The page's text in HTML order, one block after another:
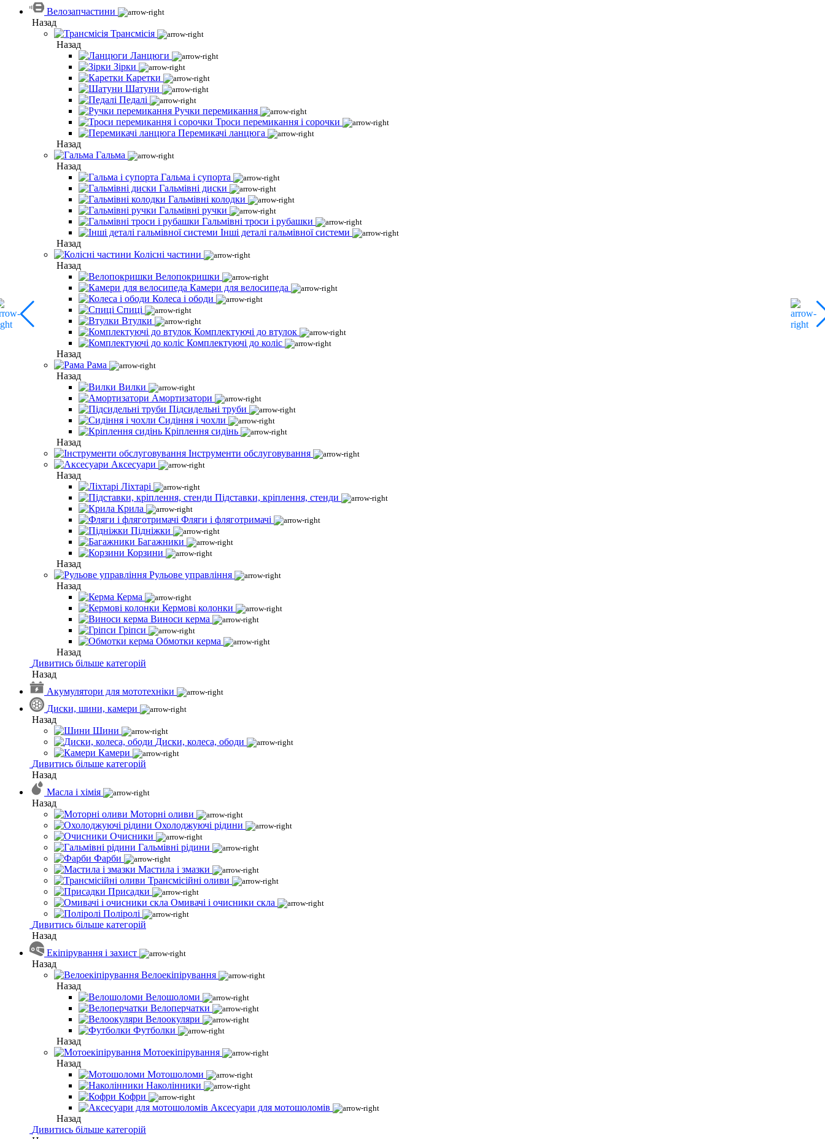
Велозапчастини
Назад
Трансмісія
Назад
Ланцюги
Зірки
Каретки
Шатуни
Педалі
Ручки перемикання
Троси перемикання і сорочки
Перемикачі ланцюга
Назад
Гальма
Назад
Гальма і супорта
Гальмівні диски
Гальмівні колодки
Гальмівні ручки
Гальмівні троси і рубашки
Інші деталі гальмівної системи
Назад
Колісні частини
Назад
Велопокришки
Камери для велосипеда
Колеса і ободи
Спиці
Втулки
Комплектуючі до втулок
Комплектуючі до коліс
Назад
Рама
Назад
Вилки
Амортизатори
Підсидельні труби
Сидіння і чохли
Кріплення сидінь
Назад
Інструменти обслуговування
Аксесуари
Назад
Ліхтарі
Підставки, кріплення, стенди
Крила
Фляги і фляготримачі
Підніжки
Багажники
Корзини
Назад
Рульове управління
Назад
Керма
Кермові колонки
Виноси керма
Гріпси
Обмотки керма
Назад
Дивитись більше категорій
Назад
Акумулятори для мототехніки
Диски, шини, камери
Назад
Шини
Диски, колеса, ободи
Камери
Дивитись більше категорій
Назад
Масла і хімія
Назад
Моторні оливи
Охолоджуючі рідини
Очисники
Гальмівні рідини
Фарби
Мастила і змазки
Трансмісійні оливи
Присадки
Омивачі і очисники скла
Поліролі
Дивитись більше категорій
Назад
Екіпірування і захист
Назад
Велоекіпірування
Назад
Велошоломи
Велоперчатки
Велоокуляри
Футболки
Назад
Мотоекіпірування
Назад
Мотошоломи
Наколінники
Кофри
Аксесуари для мотошоломів
Назад
Дивитись більше категорій